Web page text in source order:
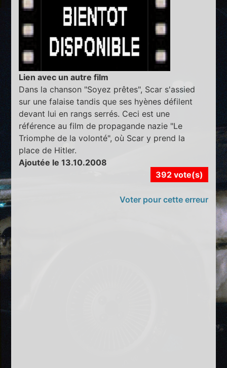
Lien avec un autre film
Dans la chanson "Soyez prêtes", Scar s'assied
sur une falaise tandis que ses hyènes défilent
devant lui en rangs serrés. Ceci est une
référence au film de propagande nazie "Le
Triomphe de la volonté", où Scar y prend la
place de Hitler.
Ajoutée le 13.10.2008
392 vote(s)
Voter pour cette erreur